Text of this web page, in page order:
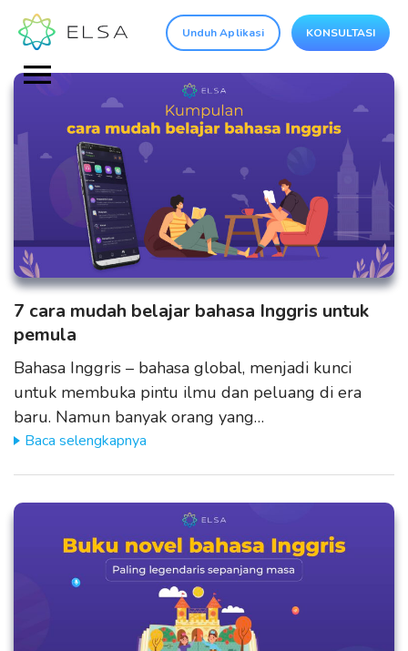
Unduh Aplikasi KONSULTASI
7 cara mudah belajar bahasa Inggris untuk
pemula
Bahasa Inggris – bahasa global, menjadi kunci
untuk membuka pintu ilmu dan peluang di era
baru. Namun banyak orang yang…
Baca selengkapnya